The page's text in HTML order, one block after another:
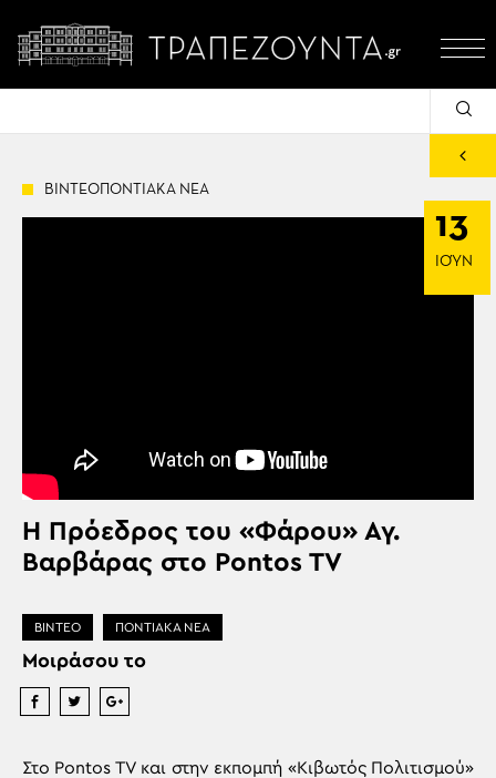
ΒΙΝΤΕΟΠΟΝΤΙΑΚΑ ΝΕΑ
13
ΙΟΎΝ
Η Πρόεδρος του «Φάρου» Αγ.
Βαρβάρας στο Pontos TV
ΒΙΝΤΕΟ ΠΟΝΤΙΑΚΑ ΝΕΑ
Μοιράσου το
Στο Pontos TV και στην εκπομπή «Κιβωτός Πολιτισμού»